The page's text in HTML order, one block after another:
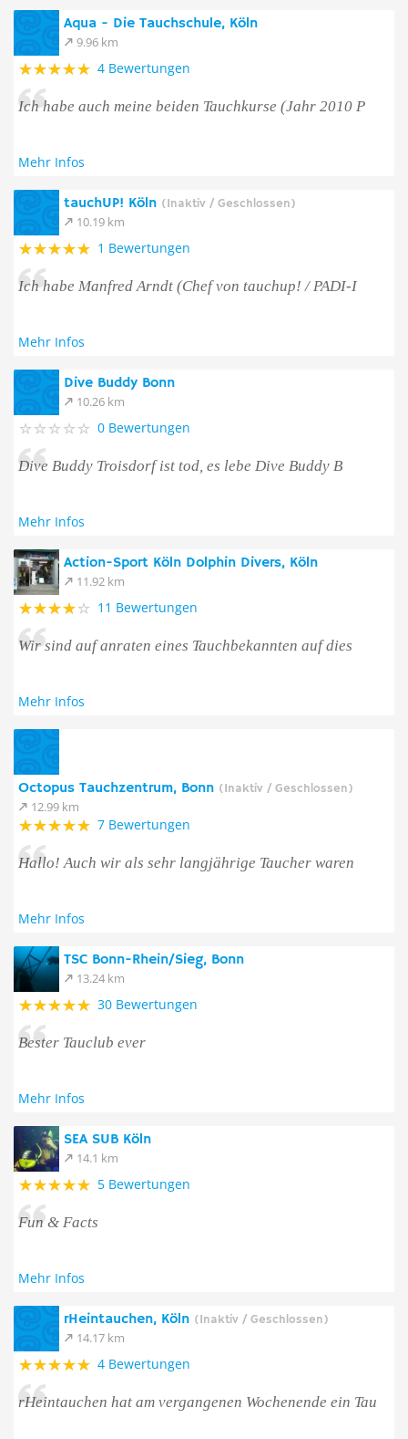
Aqua - Die Tauchschule, Köln
9.96 km
4 Bewertungen
Ich habe auch meine beiden Tauchkurse (Jahr 2010 P
Mehr Infos
tauchUP! Köln (Inaktiv / Geschlossen)
10.19 km
1 Bewertungen
Ich habe Manfred Arndt (Chef von tauchup! / PADI-I
Mehr Infos
Dive Buddy Bonn
10.26 km
0 Bewertungen
Dive Buddy Troisdorf ist tod, es lebe Dive Buddy B
Mehr Infos
Action-Sport Köln Dolphin Divers, Köln
11.92 km
11 Bewertungen
Wir sind auf anraten eines Tauchbekannten auf dies
Mehr Infos
Octopus Tauchzentrum, Bonn (Inaktiv / Geschlossen)
12.99 km
7 Bewertungen
Hallo! Auch wir als sehr langjährige Taucher waren
Mehr Infos
TSC Bonn-Rhein/Sieg, Bonn
13.24 km
30 Bewertungen
Bester Tauclub ever
Mehr Infos
SEA SUB Köln
14.1 km
5 Bewertungen
Fun & Facts
Mehr Infos
rHeintauchen, Köln (Inaktiv / Geschlossen)
14.17 km
4 Bewertungen
rHeintauchen hat am vergangenen Wochenende ein Tau